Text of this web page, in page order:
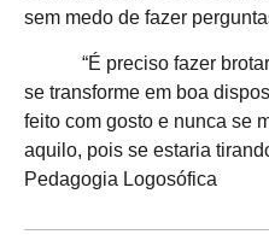
sem medo de fazer
“É preciso fazer brotar
se transforme em boa
feito com gosto e nunca se
aquilo, pois se estaria
Pedagogia Logosófica